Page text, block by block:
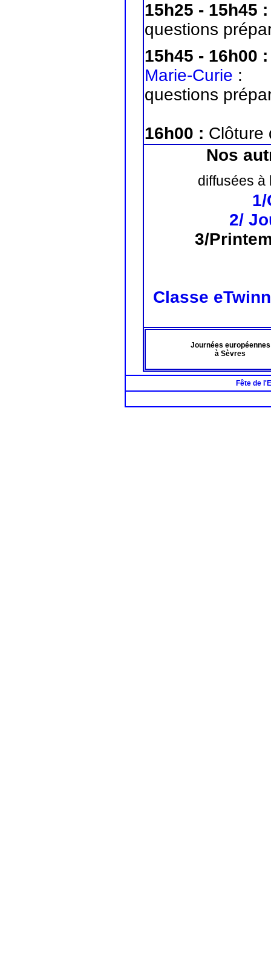
15h25 - 15h45
questions
15h45 - 16h00
Marie-Curie :
questions
16h00 : Clôture
Nos
diffusées
2/
3/
Classe
Journées européennes
à Sèvres
Fête de